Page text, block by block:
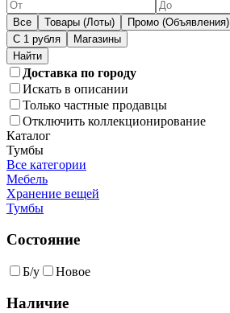
Все Товары (Лоты) Промо (Объявления)
С 1 рубля
Магазины
Доставка по городу
Искать в описании
Только частные продавцы
Отключить коллекционирование
Каталог
Тумбы
Все категории
Мебель
Хранение вещей
Тумбы
Состояние
Б/у Новое
Наличие